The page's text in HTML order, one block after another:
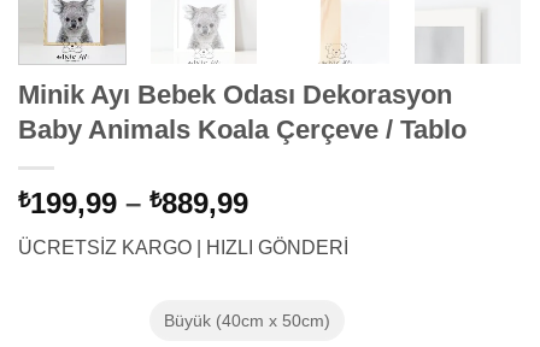
Minik Ayı Bebek Odası Dekorasyon
Baby Animals Koala Çerçeve / Tablo
₺199,99 – ₺889,99Fiyat
aralığı:
₺199,99
₺889,99
ÜCRETSİZ KARGO | HIZLI GÖNDERİ
Büyük (40cm x 50cm)